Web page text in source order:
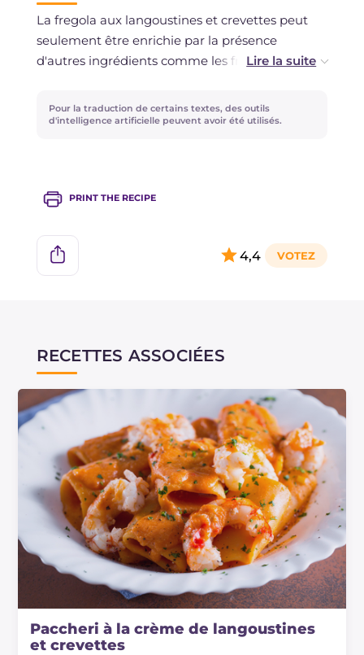
congelée, gardez à l'esprit que la consistance
sera différente.
La fregola aux langoustines et crevettes peut
seulement être enrichie par la présence
d'autres ingrédients comme les fruits de mer,
encore des petits poulpes, calamars et tout
autre mollusque que vous estimez approprié
Pour la traduction de certains textes, des outils
d'intelligence artificielle peuvent avoir été utilisés.
PRINT THE RECIPE
4,4
RECETTES ASSOCIÉES
Paccheri à la crème de langoustines
et crevettes